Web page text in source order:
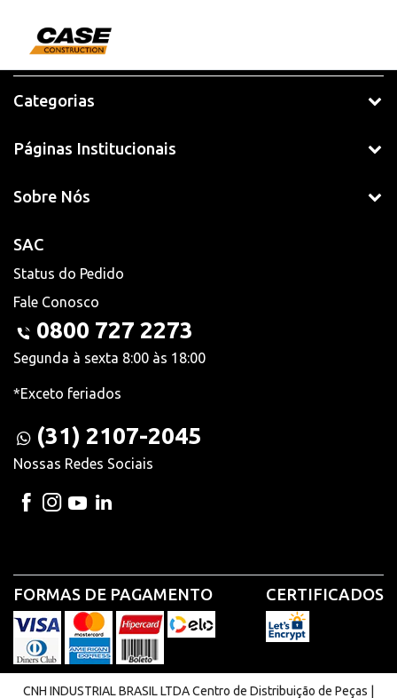
Categorias
Páginas Institucionais
Sobre Nós
SAC
Status do Pedido
Fale Conosco
0800 727 2273
Segunda à sexta 8:00 às 18:00
*Exceto feriados
(31) 2107-2045
Nossas Redes Sociais
FORMAS DE PAGAMENTO CERTIFICADOS
CNH INDUSTRIAL BRASIL LTDA Centro de Distribuição de Peças |